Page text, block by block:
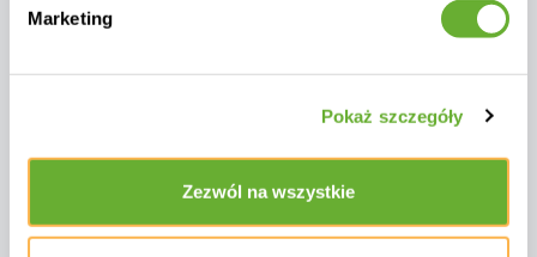
Marketing
Pokaż szczegóły
Zezwól na wszystkie
Cena netto: 8 063 zł
10 984 zł
Cena netto: 8 930 zł